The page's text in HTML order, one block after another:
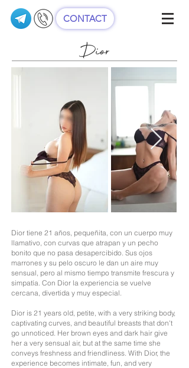
CONTACT
Dior
Dior tiene 21 años, pequeñita, con un cuerpo muy
llamativo, con curvas que atrapan y un pecho
bonito que no pasa desapercibido. Sus ojos
marrones y su pelo oscuro le dan un aire muy
sensual, pero al mismo tiempo transmite frescura y
simpatía. Con Dior la experiencia se vuelve
cercana, divertida y muy especial.
Dior is 21 years old, petite, with a very striking body,
captivating curves, and beautiful breasts that don't
go unnoticed. Her brown eyes and dark hair give
her a very sensual air, but at the same time she
conveys freshness and friendliness. With Dior, the
experience becomes intimate, fun, and very